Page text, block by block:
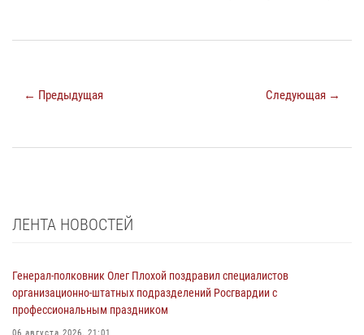
← Предыдущая Следующая →
ЛЕНТА НОВОСТЕЙ
Генерал-полковник Олег Плохой поздравил специалистов
организационно-штатных подразделений Росгвардии с
профессиональным праздником
06 августа 2026, 21:01